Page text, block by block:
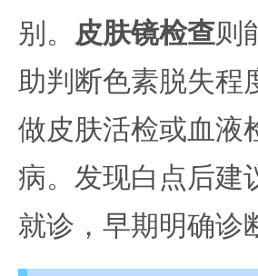
别。 皮肤镜检查则
助判断色素脱失程
做皮肤活检或血液
病。发现白点后建
就诊，早期明确诊